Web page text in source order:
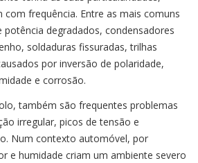
com frequência. Entre as mais comuns
degradados, condensadores
soldaduras fissuradas, trilhas
por inversão de polaridade,
e corrosão.
também são frequentes problemas
irregular, picos de tensão e
Num contexto automóvel, por
e humidade criam um ambiente severo